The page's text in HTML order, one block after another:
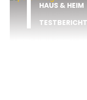
HAUS & HEIM